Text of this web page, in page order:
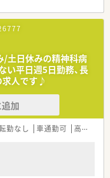
/土日休みの精神科病
い平日週5日勤務、長
求人です♪
加
勤なし 車通勤可 高給与(600万円以上)